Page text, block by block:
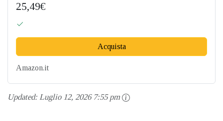
25,49€
Acquista
Amazon.it
Updated: Luglio 12, 2026 7:55 pm